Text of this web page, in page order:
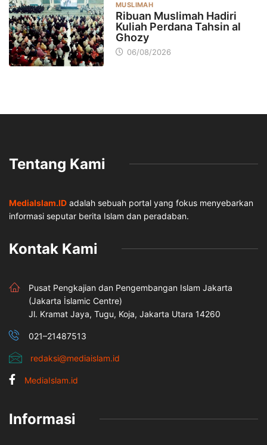
MUSLIMAH
Ribuan Muslimah Hadiri
Kuliah Perdana Tahsin al
Ghozy
06/08/2026
Tentang Kami
MediaIslam.ID adalah sebuah portal yang fokus menyebarkan
informasi seputar berita Islam dan peradaban.
Kontak Kami
Pusat Pengkajian dan Pengembangan Islam Jakarta
(Jakarta İslamic Centre)
Jl. Kramat Jaya, Tugu, Koja, Jakarta Utara 14260
021–21487513
redaksi@mediaislam.id
MediaIslam.id
Informasi